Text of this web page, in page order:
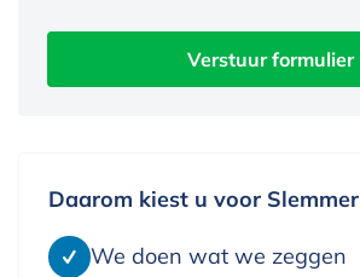
Verstuur formulier
Daarom kiest u voor Slemmer
We doen wat we zeggen